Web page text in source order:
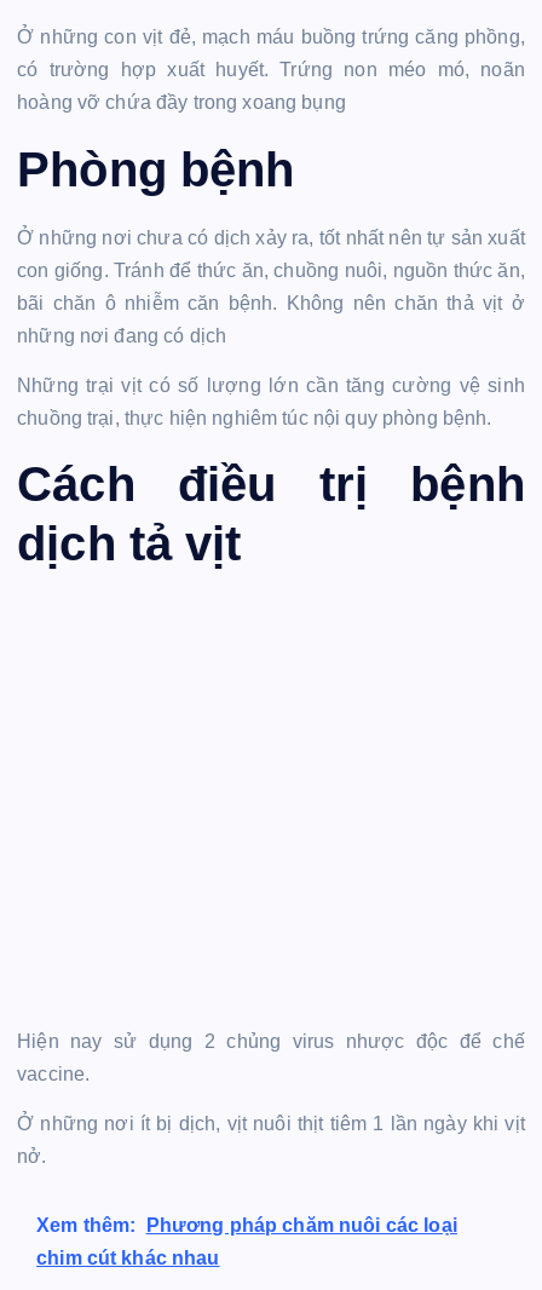
Ở những con vịt đẻ, mạch máu buồng trứng căng phồng,
có trường hợp xuất huyết. Trứng non méo mó, noãn
hoàng vỡ chứa đầy trong xoang bụng
Phòng bệnh
Ở những nơi chưa có dịch xảy ra, tốt nhất nên tự sản xuất
con giống. Tránh để thức ăn, chuồng nuôi, nguồn thức ăn,
bãi chăn ô nhiễm căn bệnh. Không nên chăn thả vịt ở
những nơi đang có dịch
Những trại vịt có số lượng lớn cần tăng cường vệ sinh
chuồng trại, thực hiện nghiêm túc nội quy phòng bệnh.
Cách điều trị bệnh
dịch tả vịt
Hiện nay sử dụng 2 chủng virus nhược độc để chế
vaccine.
Ở những nơi ít bị dịch, vịt nuôi thịt tiêm 1 lần ngày khi vịt
nở.
Xem thêm:
Phương pháp chăm nuôi các loại
chim cút khác nhau